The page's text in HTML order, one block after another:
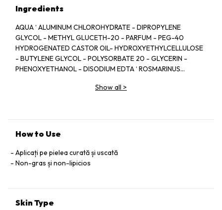
Ingredients
AQUA ‘ ALUMINUM CHLOROHYDRATE - DIPROPYLENE
GLYCOL - METHYL GLUCETH-20 - PARFUM - PEG-40
HYDROGENATED CASTOR OIL- HYDROXYETHYLCELLULOSE
- BUTYLENE GLYCOL - POLYSORBATE 20 - GLYCERIN -
PHENOXYETHANOL - DISODIUM EDTA ‘ ROSMARINUS
EXTRACT - BAROSLMA BETULINA LEAF EXTRACT -
Show all >
How to Use
Aplicați pe pielea curată și uscată
Non-gras și non-lipicios
Skin Type